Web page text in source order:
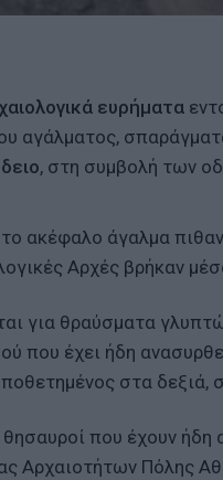
ευρήματα
αγάλματος,
, στη συμβολή των
ακέφαλο άγαλμα
Αρχές βρήκαν
για θραύσματα
που έχει ήδη
στα δεξιά,
θησαυροί που έχουν ήδη
Αρχαιοτήτων Πόλης